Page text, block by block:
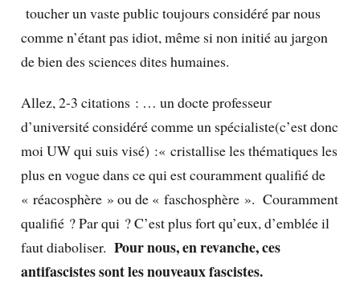
toucher un vaste public toujours considéré par nous
comme n’étant pas idiot, même si non initié au jargon
de bien des sciences dites humaines.
Allez, 2-3 citations : … un docte professeur
d’université considéré comme un spécialiste(c’est donc
moi UW qui suis visé) :« cristallise les thématiques les
plus en vogue dans ce qui est couramment qualifié de
« réacosphère » ou de « faschosphère ». Couramment
qualifié ? Par qui ? C’est plus fort qu’eux, d’emblée il
faut diaboliser. Pour nous, en revanche, ces
antifascistes sont les nouveaux fascistes.